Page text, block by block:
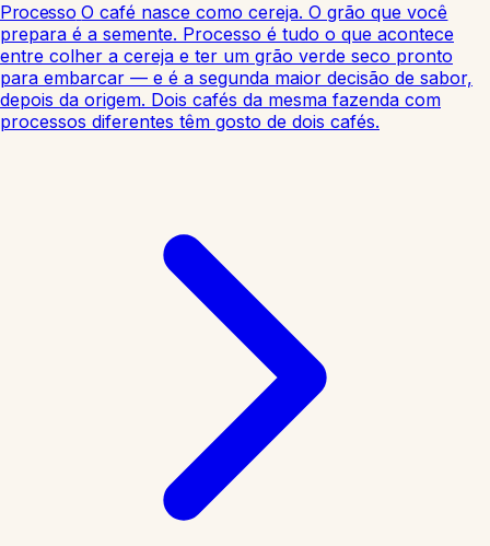
Processo O café nasce como cereja. O grão que você
prepara é a semente. Processo é tudo o que acontece
entre colher a cereja e ter um grão verde seco pronto
para embarcar — e é a segunda maior decisão de sabor,
depois da origem. Dois cafés da mesma fazenda com
processos diferentes têm gosto de dois cafés.